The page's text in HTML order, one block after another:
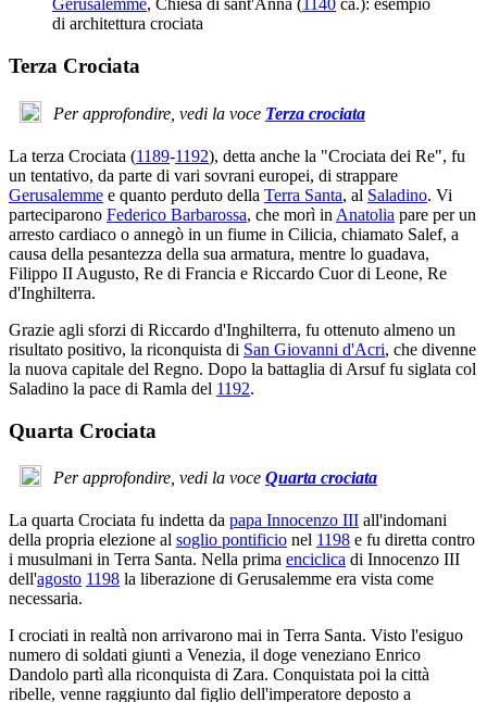
Gerusalemme, Chiesa di sant'Anna (1140 ca.): esempio
di architettura crociata
Terza Crociata
Per approfondire, vedi la voce Terza crociata
La terza Crociata (1189-1192), detta anche la "Crociata dei Re", fu
un tentativo, da parte di vari sovrani europei, di strappare
Gerusalemme e quanto perduto della Terra Santa, al Saladino. Vi
parteciparono Federico Barbarossa, che morì in Anatolia pare per un
arresto cardiaco o annegò in un fiume in Cilicia, chiamato Salef, a
causa della pesantezza della sua armatura, mentre lo guadava,
Filippo II Augusto, Re di Francia e Riccardo Cuor di Leone, Re
d'Inghilterra.
Grazie agli sforzi di Riccardo d'Inghilterra, fu ottenuto almeno un
risultato positivo, la riconquista di San Giovanni d'Acri, che divenne
la nuova capitale del Regno. Dopo la battaglia di Arsuf fu siglata col
Saladino la pace di Ramla del 1192.
Quarta Crociata
Per approfondire, vedi la voce Quarta crociata
La quarta Crociata fu indetta da papa Innocenzo III all'indomani
della propria elezione al soglio pontificio nel 1198 e fu diretta contro
i musulmani in Terra Santa. Nella prima enciclica di Innocenzo III
dell'agosto 1198 la liberazione di Gerusalemme era vista come
necessaria.
I crociati in realtà non arrivarono mai in Terra Santa. Visto l'esiguo
numero di soldati giunti a Venezia, il doge veneziano Enrico
Dandolo partì alla riconquista di Zara. Conquistata poi la città
ribelle, venne raggiunto dal figlio dell'imperatore deposto a